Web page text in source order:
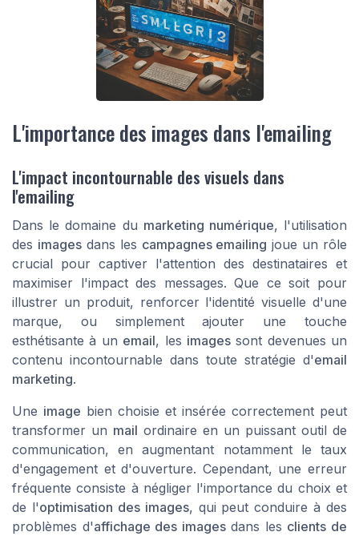
L'importance des images dans l'emailing
L'impact incontournable des visuels dans
l'emailing
Dans le domaine du marketing numérique, l'utilisation
des imagesdans les campagnes emailing joue un rôle
crucial pour captiver l'attention des destinataires et
maximiser l'impact des messages. Que ce soit pour
illustrer un produit, renforcer l'identité visuelle d'une
marque, ou simplement ajouter une touche
esthétisante à un email, les imagessont devenues un
contenu incontournable dans toute stratégie d'email
marketing.
Une image bien choisie et insérée correctement peut
transformer un mail ordinaire en un puissant outil de
communication, en augmentant notamment le taux
d'engagement et d'ouverture. Cependant, une erreur
fréquente consiste à négliger l'importance du choix et
de l'optimisation des images, qui peut conduire à des
problèmes d'affichage des imagesdans les clients de